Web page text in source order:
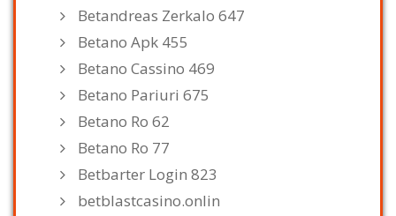
Betandreas Zerkalo 647
Betano Apk 455
Betano Cassino 469
Betano Pariuri 675
Betano Ro 62
Betano Ro 77
Betbarter Login 823
betblastcasino.onlin